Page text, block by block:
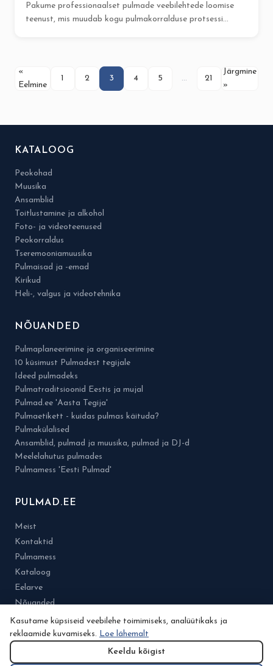
Pakume professionaalset pulmade veebilehtede loomise
teenust, mis muudab kogu pulmakorralduse protsessi
«
Eelmine
1 2 3 4 5 … 21
Järgmine
»
KATALOOG
Peokohad
Muusika
Ansamblid
Toitlustamine ja alkohol
Foto- ja videoteenused
Peokorraldus
Tseremooniamuusika
Pulmaisad ja -emad
Kirikud
Heli-, valgus ja videotehnika
NÕUANDED
Pulmaplaneerimine ja organiseerimine
10 küsimust Pulmadest tegijale
Ideed pulmadeks
Pulmatraditsioonid Eestis ja mujal
Pulmad.ee 'Aasta Tegija'
Pulmaetikett - kuidas pulmas käituda?
Pulmakülalised
Ansamblid, pulmad ja muusika, pulmad ja DJ-d
Meelelahutus pulmades
Pulmamess 'Eesti Pulmad'
PULMAD.EE
Meist
Kontaktid
Pulmamess
Kataloog
Eelarve
Nõuanded
Minu konto
Planeerimine
Noorpaaridele
Kasutame küpsiseid veebilehe toimimiseks, analüütikaks ja
reklaamide kuvamiseks. Loe lähemalt
Keeldu kõigist